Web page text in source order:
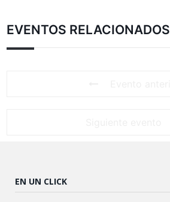
EVENTOS RELACIONADOS
EN UN CLICK